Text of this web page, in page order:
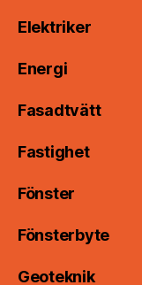
Elektriker
Energi
Fasadtvätt
Fastighet
Fönster
Fönsterbyte
Geoteknik